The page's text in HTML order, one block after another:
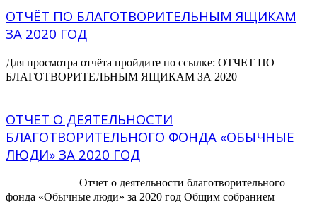
ОТЧЁТ ПО БЛАГОТВОРИТЕЛЬНЫМ ЯЩИКАМ
ЗА 2020 ГОД
Для просмотра отчёта пройдите по ссылке: ОТЧЕТ ПО
БЛАГОТВОРИТЕЛЬНЫМ ЯЩИКАМ ЗА 2020
ОТЧЕТ О ДЕЯТЕЛЬНОСТИ
БЛАГОТВОРИТЕЛЬНОГО ФОНДА «ОБЫЧНЫЕ
ЛЮДИ» ЗА 2020 ГОД
Отчет о деятельности благотворительного
фонда «Обычные люди» за 2020 год Общим собранием